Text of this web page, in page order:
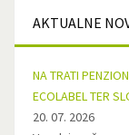
AKTUALNE
NA TRATI
ECOLABEL TER
20. 07. 2026